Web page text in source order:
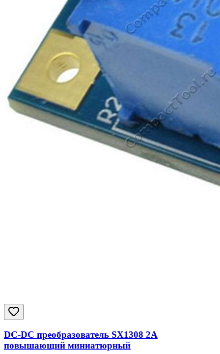
DC-DC преобразователь SX1308 2А
повышающий миниатюрный